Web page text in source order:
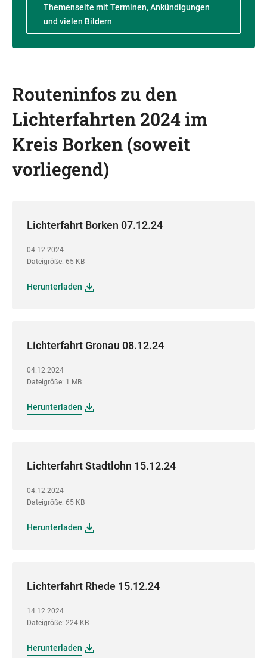
Themenseite mit Terminen, Ankündigungen
und vielen Bildern
Routeninfos zu den
Lichterfahrten 2024 im
Kreis Borken (soweit
vorliegend)
Lichterfahrt Borken 07.12.24
04.12.2024
Dateigröße: 65 KB
Herunterladen
Lichterfahrt Gronau 08.12.24
04.12.2024
Dateigröße: 1 MB
Herunterladen
Lichterfahrt Stadtlohn 15.12.24
04.12.2024
Dateigröße: 65 KB
Herunterladen
Lichterfahrt Rhede 15.12.24
14.12.2024
Dateigröße: 224 KB
Herunterladen